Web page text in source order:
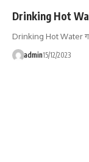
Drinking Hot
Drinking Hot Water
admin15/12/2023